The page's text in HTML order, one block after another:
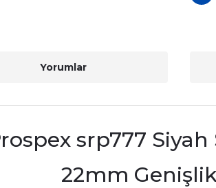
Yorumlar
srp777
22mm